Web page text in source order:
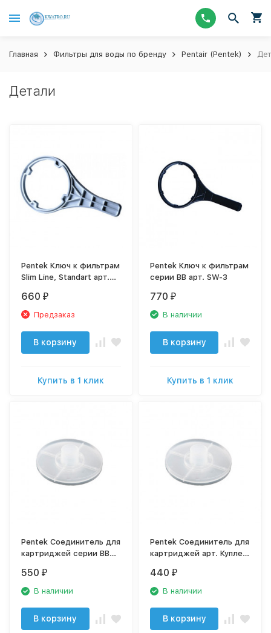
Главная Фильтры для воды по бренду Pentair (Pentek)
Детали
Pentek Ключ к фильтрам
Slim Line, Standart арт.
660 ₽
Предзаказ
В корзину
Купить в 1 клик
Pentek Ключ к фильтрам
серии ВВ арт. SW-3
770 ₽
В наличии
В корзину
Купить в 1 клик
Pentek Соединитель для
картриджей серии ВВ
550 ₽
В наличии
В корзину
Pentek Соединитель для
картриджей арт. Куплер
440 ₽
В наличии
В корзину